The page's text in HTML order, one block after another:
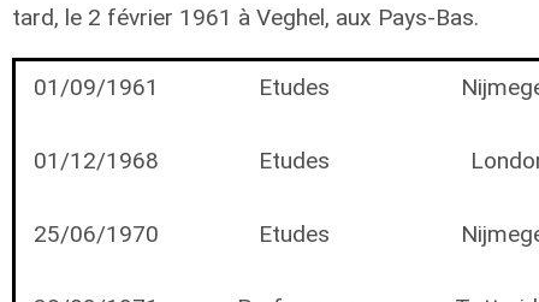
tard, le 2 février 1961 à Veghel, aux Pays-Bas.
01/09/1961 Etudes
01/12/1968 Etudes
25/06/1970 Etudes